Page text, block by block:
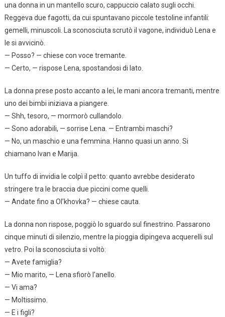
una donna in un mantello scuro, cappuccio calato sugli occhi.
Reggeva due fagotti, da cui spuntavano piccole testoline infantili:
gemelli, minuscoli. La sconosciuta scrutò il vagone, individuò Lena e
le si avvicinò.
— Posso? — chiese con voce tremante.
— Certo, — rispose Lena, spostandosi di lato.
La donna prese posto accanto a lei, le mani ancora tremanti, mentre
uno dei bimbi iniziava a piangere.
— Shh, tesoro, — mormorò cullandolo.
— Sono adorabili, — sorrise Lena. — Entrambi maschi?
— No, un maschio e una femmina. Hanno quasi un anno. Si
chiamano Ivan e Marija.
Un tuffo di invidia le colpì il petto: quanto avrebbe desiderato
stringere tra le braccia due piccini come quelli.
— Andate fino a Ol’khovka? — chiese cauta.
La donna non rispose, poggiò lo sguardo sul finestrino. Passarono
cinque minuti di silenzio, mentre la pioggia dipingeva acquerelli sul
vetro. Poi la sconosciuta si voltò:
— Avete famiglia?
— Mio marito, — Lena sfiorò l’anello.
— Vi ama?
— Moltissimo.
— E i figli?